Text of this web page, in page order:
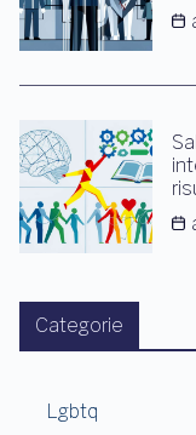
Categorie
Lgbtq